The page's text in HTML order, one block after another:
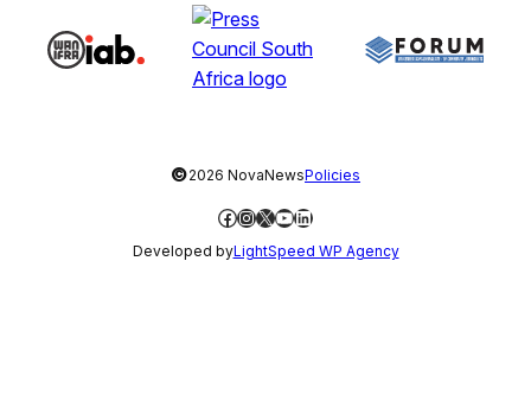
©2026 NovaNewsPolicies
Facebook
Instagram
X YouTube
LinkedIn
Developed byLightSpeed WP Agency